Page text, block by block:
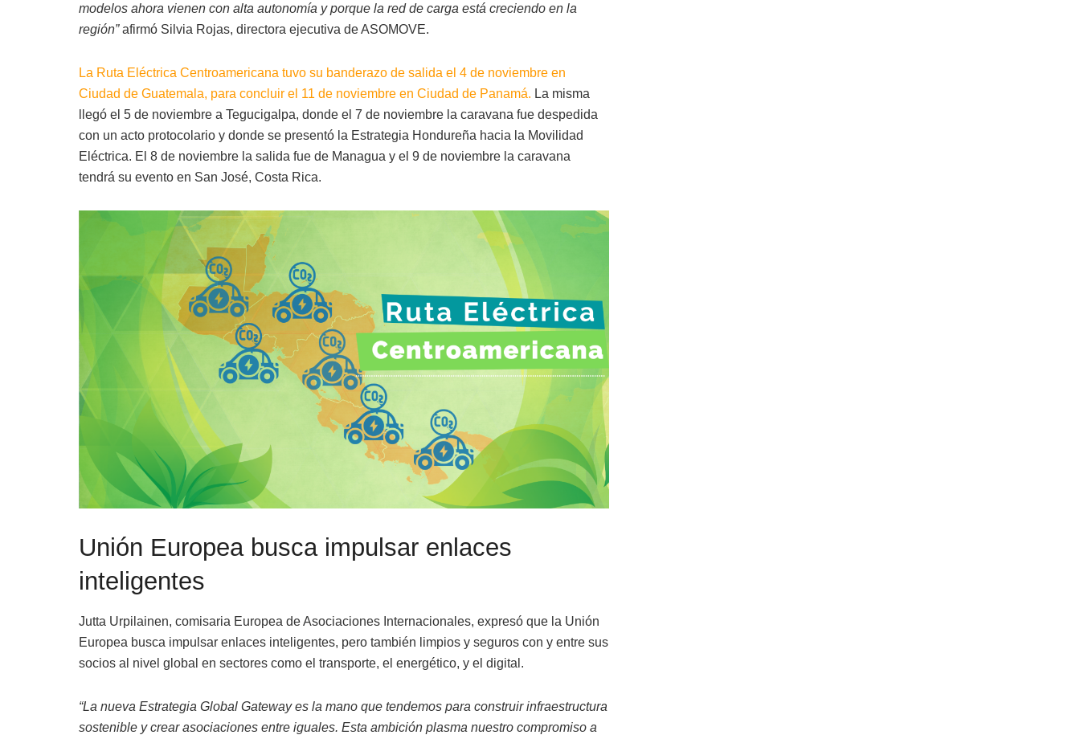
modelos ahora vienen con alta autonomía y porque la red de carga está creciendo en la
región”afirmó Silvia Rojas, directora ejecutiva de ASOMOVE.
La Ruta Eléctrica Centroamericana tuvo su banderazo de salida el 4 de noviembre en
Ciudad de Guatemala, para concluir el 11 de noviembre en Ciudad de Panamá. La misma
llegó el 5 de noviembre a Tegucigalpa, donde el 7 de noviembre la caravana fue despedida
con un acto protocolario y donde se presentó la Estrategia Hondureña hacia la Movilidad
Eléctrica. El 8 de noviembre la salida fue de Managua y el 9 de noviembre la caravana
tendrá su evento en San José, Costa Rica.
Unión Europea busca impulsar enlaces
inteligentes
Jutta Urpilainen, comisaria Europea de Asociaciones Internacionales, expresó que la Unión
Europea busca impulsar enlaces inteligentes, pero también limpios y seguros con y entre sus
socios al nivel global en sectores como el transporte, el energético, y el digital.
“La nueva Estrategia Global Gateway es la mano que tendemos para construir infraestructura
sostenible y crear asociaciones entre iguales. Esta ambición plasma nuestro compromiso a